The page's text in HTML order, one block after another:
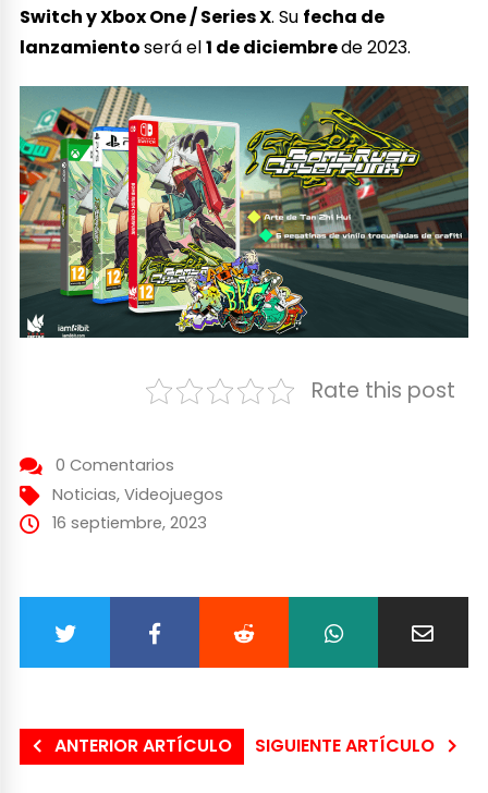
Switch y Xbox One / Series X. Su fecha de
lanzamientoserá el1 de diciembrede 2023.
Rate this post
0 Comentarios
Noticias, Videojuegos
16 septiembre, 2023
ANTERIOR ARTÍCULO SIGUIENTE ARTÍCULO